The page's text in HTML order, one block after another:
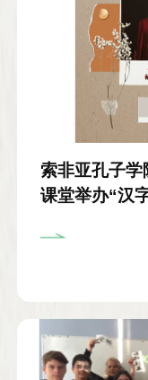
索非亚孔子
课堂举办“汉